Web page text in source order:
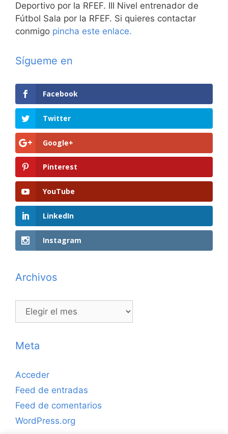
Deportivo por la RFEF. III Nivel entrenador de
Fútbol Sala por la RFEF. Si quieres contactar
conmigo pincha este enlace.
Sígueme en
Facebook
Twitter
Google+
Pinterest
YouTube
LinkedIn
Instagram
Archivos
Archivos
Meta
Acceder
Feed de entradas
Feed de comentarios
WordPress.org